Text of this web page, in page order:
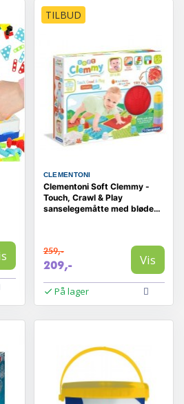
TILBUD
CLEMENTONI
Clementoni Soft Clemmy -
Touch, Crawl & Play
sanselegemåtte med bløde
259,-
209,- Vis
På lager